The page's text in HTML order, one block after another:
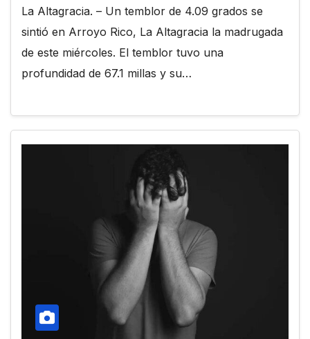
La Altagracia. – Un temblor de 4.09 grados se
sintió en Arroyo Rico, La Altagracia la madrugada
de este miércoles. El temblor tuvo una
profundidad de 67.1 millas y su…